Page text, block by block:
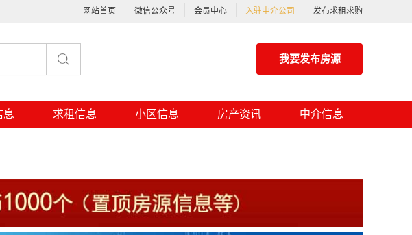
网站首页 微信公众号 会员中心 入驻中介公司 发布求租求购
我要发布房源
息 求租信息 小区信息 房产资讯 中介信息